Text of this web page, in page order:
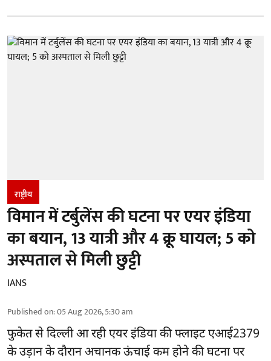
राष्ट्रीय
विमान में टर्बुलेंस की घटना पर एयर इंडिया
का बयान, 13 यात्री और 4 क्रू घायल; 5 को
अस्पताल से मिली छुट्टी
IANS
Published on:05 Aug 2026, 5:30 am
फुकेत सेदिल्लीआ रही एयर इंडिया की फ्लाइट एआई2379
के उड़ान के दौरान अचानक ऊंचाई कम होने की घटना पर